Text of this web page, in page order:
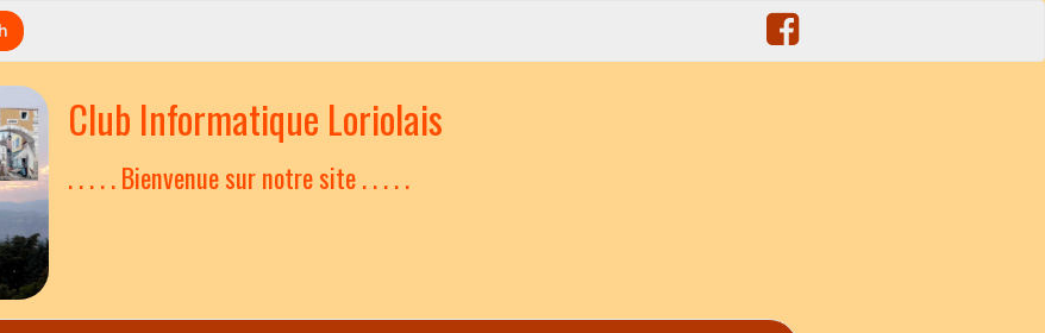
Club Informatique Loriolais
. . . . . Bienvenue sur notre site . . . . .